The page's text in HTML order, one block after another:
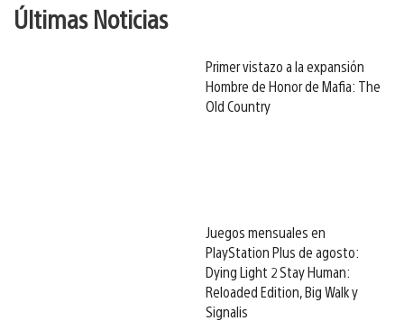
Últimas Noticias
Primer vistazo a la expansión
Hombre de Honor de Mafia: The
Old Country
Juegos mensuales en
PlayStation Plus de agosto:
Dying Light 2 Stay Human:
Reloaded Edition, Big Walk y
Signalis